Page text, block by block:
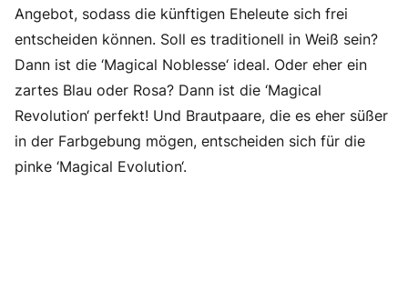
Angebot, sodass die künftigen Eheleute sich frei
entscheiden können. Soll es traditionell in Weiß sein?
Dann ist die ‘Magical Noblesse‘ ideal. Oder eher ein
zartes Blau oder Rosa? Dann ist die ‘Magical
Revolution‘ perfekt! Und Brautpaare, die es eher süßer
in der Farbgebung mögen, entscheiden sich für die
pinke ‘Magical Evolution‘.